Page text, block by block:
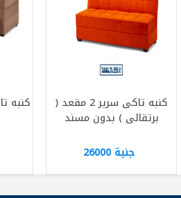
كنبه تاكى سرير 2 مقعد (
برتقالى ) بدون مسند
جنية 26000